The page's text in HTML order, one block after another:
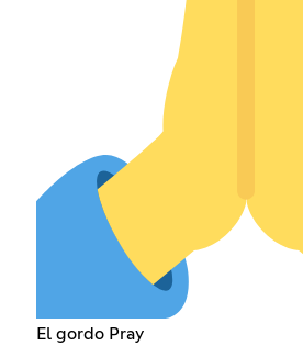
El gordo Pray